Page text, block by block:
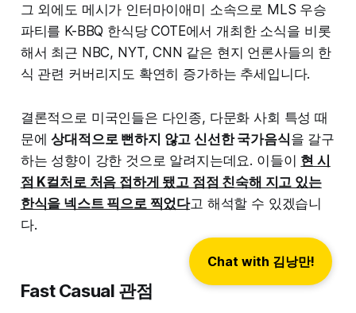
그 외에도 메시가 인터마이애미 소속으로 MLS 우승
파티를 K-BBQ 한식당 COTE에서 개최한 소식을 비롯
해서 최근 NBC, NYT, CNN 같은 현지 언론사들의 한
식 관련 커버리지도 확연히 증가하는 추세입니다.
결론적으로 미국인들은 다인종, 다문화 사회 특성 때
문에상대적으로 뻔하지 않고 신선한 국가음식을 갈구
하는 성향이 강한 것으로 알려지는데요. 이들이 현 시
점 K컬처로 처음 접하게 됐고 점점 친숙해 지고 있는
한식을 넥스트 픽으로 찍었다고 해석할 수 있겠습니
다.
Fast Casual 관점
Chat with 김낭만!